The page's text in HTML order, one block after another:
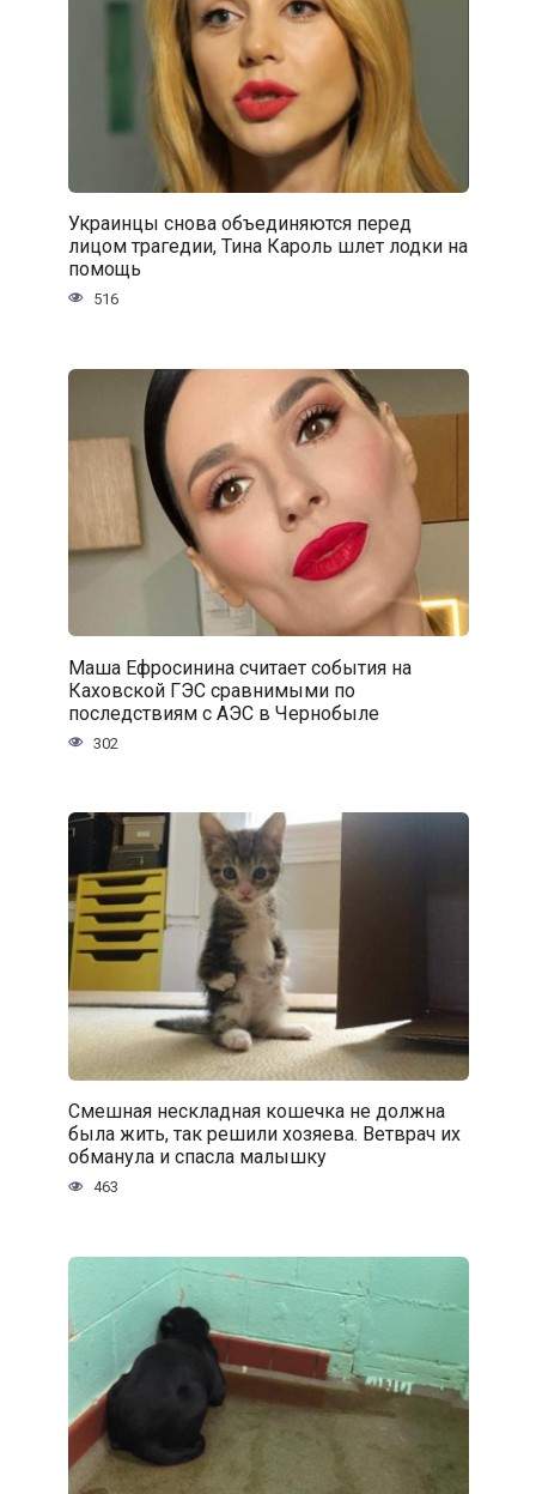
Украинцы снова объединяются перед
лицом трагедии, Тина Кароль шлет лодки на
помощь
516
Маша Ефросинина считает события на
Каховской ГЭС сравнимыми по
последствиям с АЭС в Чернобыле
302
Смешная нескладная кошечка не должна
была жить, так решили хозяева. Ветврач их
обманула и спасла малышку
463